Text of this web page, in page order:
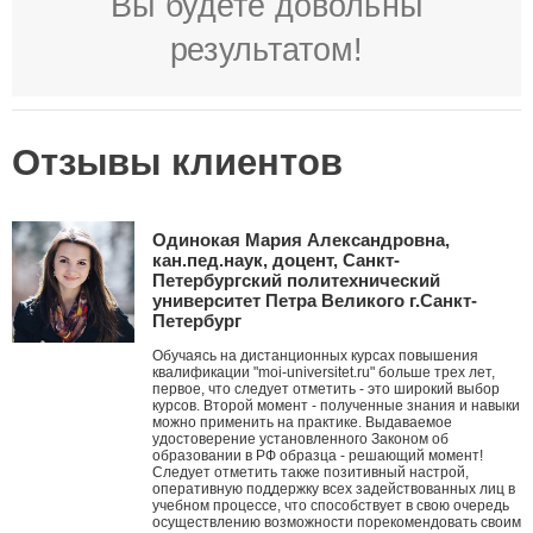
результатом!
Отзывы клиентов
Одинокая Мария Александровна,
кан.пед.наук, доцент, Санкт-
Петербургский политехнический
университет Петра Великого г.Санкт-
Петербург
Обучаясь на дистанционных курсах повышения
квалификации "moi-universitet.ru" больше трех лет,
первое, что следует отметить - это широкий выбор
курсов. Второй момент - полученные знания и навыки
можно применить на практике. Выдаваемое
удостоверение установленного Законом об
образовании в РФ образца - решающий момент!
Следует отметить также позитивный настрой,
оперативную поддержку всех задействованных лиц в
учебном процессе, что способствует в свою очередь
осуществлению возможности порекомендовать своим